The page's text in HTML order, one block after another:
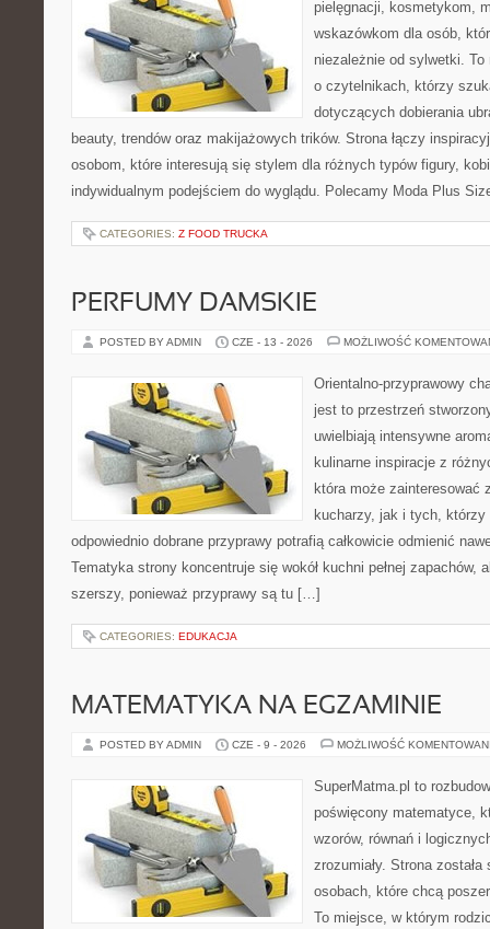
pielęgnacji, kosmetykom,
wskazówkom dla osób,
niezależnie od sylwetki.
o czytelnikach, którzy
dotyczących dobierania
beauty, trendów oraz makijażowych trików. Strona łączy
osobom, które interesują się stylem dla różnych typów figury,
indywidualnym podejściem do wyglądu. Polecamy Moda Plus
CATEGORIES: Z FOOD TRUCKA
PERFUMY DAMSKIE
POSTED BY ADMIN CZE - 13 - 2026 MOŻLIWOŚĆ
Orientalno-przyprawowy
jest to przestrzeń
uwielbiają intensywne
kulinarne inspiracje z
która może zainteresować
kucharzy, jak i tych, którzy
odpowiednio dobrane przyprawy potrafią całkowicie odmienić
Tematyka strony koncentruje się wokół kuchni pełnej zapachów,
szerszy, ponieważ przyprawy są tu […]
CATEGORIES: EDUKACJA
MATEMATYKA NA EGZAMINIE
POSTED BY ADMIN CZE - 9 - 2026 MOŻLIWOŚĆ
SuperMatma.pl to
poświęcony matematyce,
wzorów, równań i
zrozumiały. Strona
osobach, które chcą
To miejsce, w którym